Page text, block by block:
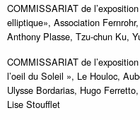
COMMISSARIAT de
elliptique», Association
Anthony Plasse, Tzu-chun Ku,
COMMISSARIAT de
l’oeil du Soleil », Le Houloc,
Ulysse Bordarias, Hugo
Lise Stoufflet